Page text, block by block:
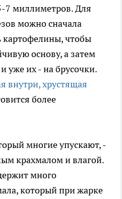
миллиметров. Для
можно сначала
картофелины, чтобы
основу, а затем
уже их - на брусочки.
внутри, хрустящая
более
многие упускают, -
крахмалом и влагой.
много
который при жарке